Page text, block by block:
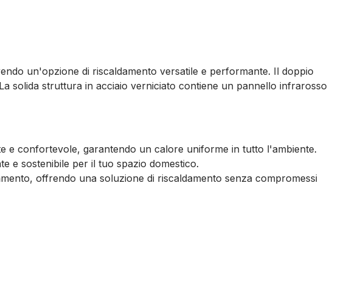
un'opzione di riscaldamento versatile e performante. Il doppio
solida struttura in acciaio verniciato contiene un pannello infrarosso
e confortevole, garantendo un calore uniforme in tutto l'ambiente.
e sostenibile per il tuo spazio domestico.
offrendo una soluzione di riscaldamento senza compromessi